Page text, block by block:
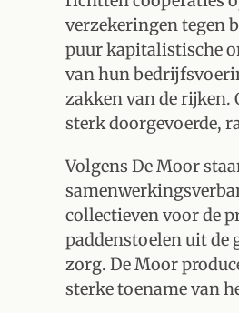
verzekeringen tegen
puur kapitalistische
van hun
zakken van de rijken.
sterk doorgevoerde,
Volgens De Moor
collectieven voor de
paddenstoelen uit de
zorg. De Moor
sterke toename van